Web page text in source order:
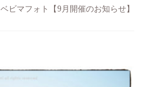
ベビマフォト【9月開催のお知らせ】